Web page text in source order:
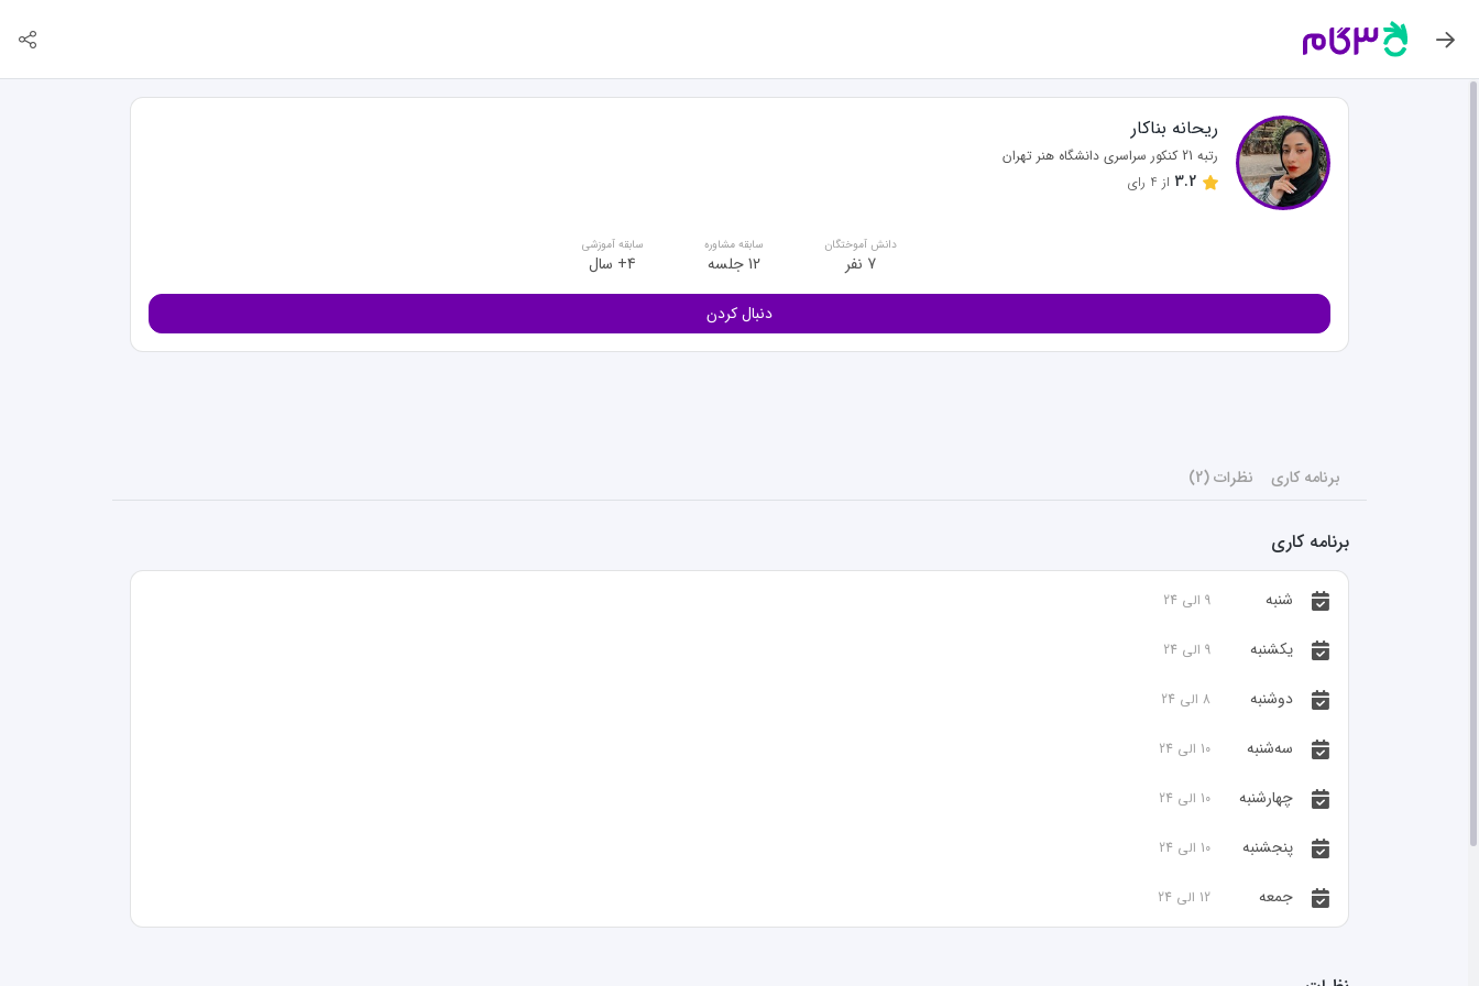
ریحانه بناکار
رتبه 21 کنکور سراسری دانشگاه هنر تهران
3.2 از 4 رای
دانش آموختگان
7 نفر
سابقه مشاوره
12 جلسه
سابقه آموزشی
4+ سال
دنبال کردن
برنامه کاری نظرات (2)
برنامه کاری
شنبه 9 الی 24
یکشنبه 9 الی 24
دوشنبه 8 الی 24
سه‌شنبه 10 الی 24
چهارشنبه 10 الی 24
پنجشنبه 10 الی 24
جمعه 12 الی 24
زهرا خلیلیان
24 مرداد 1401 انتخاب رشته کنکور سراسری
18 مرداد 1401 انتخاب رشته کنکور سراسری